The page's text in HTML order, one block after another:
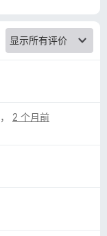
， 2 个月前